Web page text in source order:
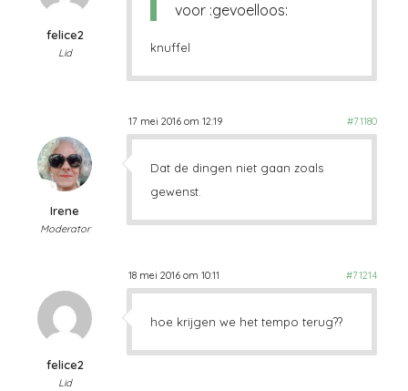
felice2
Lid
voor :gevoelloos:
knuffel
17 mei 2016 om 12:19 #71180
Irene
Moderator
Dat de dingen niet gaan zoals
gewenst.
18 mei 2016 om 10:11 #71214
felice2
Lid
hoe krijgen we het tempo terug??